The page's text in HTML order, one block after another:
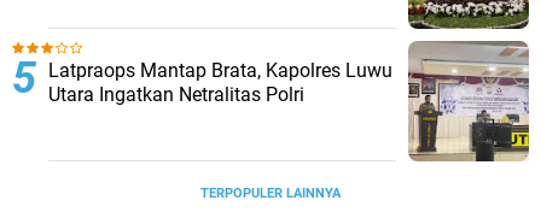
Latpraops Mantap Brata, Kapolres Luwu
Utara Ingatkan Netralitas Polri
TERPOPULER LAINNYA